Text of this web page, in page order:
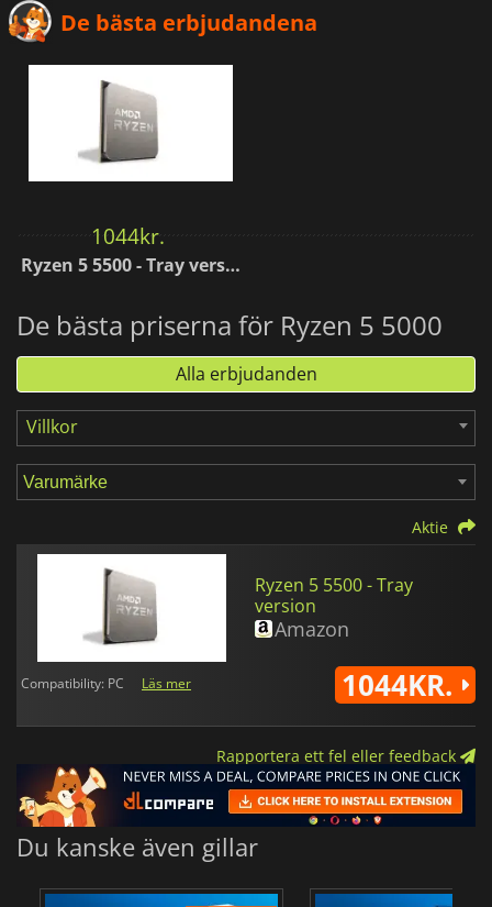
De bästa erbjudandena
1044kr.
Ryzen 5 5500 - Tray version
De bästa priserna för Ryzen 5 5000
Alla erbjudanden
Villkor
Aktie
Ryzen 5 5500 - Tray
version
Amazon
Compatibility: PC Läs mer 1044KR.
Rapportera ett fel eller feedback
Du kanske även gillar